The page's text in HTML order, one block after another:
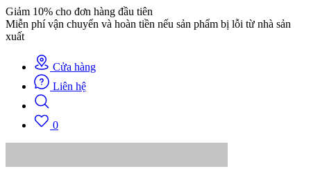
Giảm 10% cho đơn hàng đầu tiên
Miễn phí vận chuyển và hoàn tiền nếu sản phẩm bị lỗi từ nhà sản
xuất
Cửa hàng
Liên hệ
0